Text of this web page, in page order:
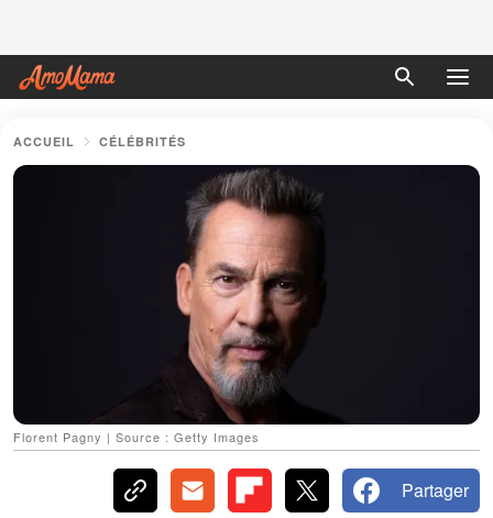
ACCUEIL CÉLÉBRITÉS
Florent Pagny | Source : Getty Images
Partager